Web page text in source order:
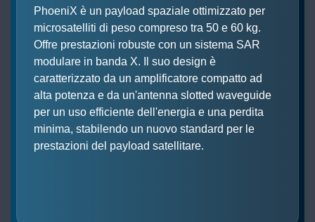
PhoeniX è un payload spaziale ottimizzato per
microsatelliti di peso compreso tra 50 e 60 kg.
Offre prestazioni robuste con un sistema SAR
modulare in banda X. Il suo design è
caratterizzato da un amplificatore compatto ad
alta potenza e da un'antenna slotted waveguide
per un uso efficiente dell'energia e una perdita
minima, stabilendo un nuovo standard per le
prestazioni del payload satellitare.